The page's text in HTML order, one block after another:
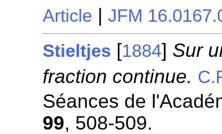
Article |JFM
Stieltjes [1884] Sur
fraction continue.
Séances de
99, 508-509.